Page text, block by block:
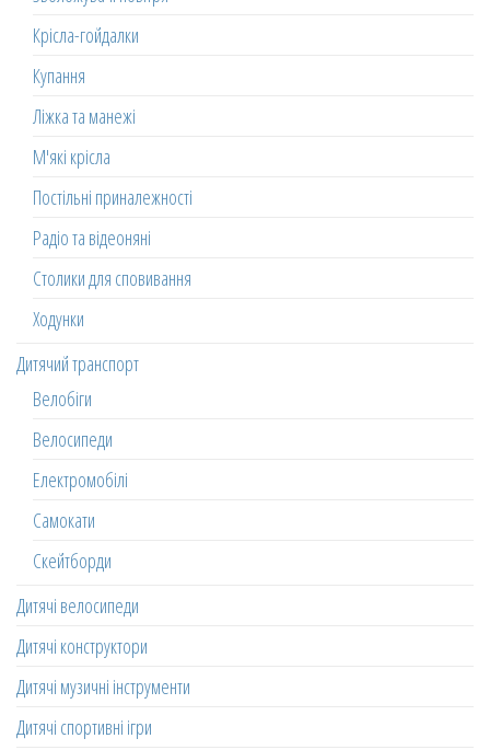
Крісла-гойдалки
Купання
Ліжка та манежі
М'які крісла
Постільні приналежності
Радіо та відеоняні
Столики для сповивання
Ходунки
Дитячий транспорт
Велобіги
Велосипеди
Електромобілі
Самокати
Скейтборди
Дитячі велосипеди
Дитячі конструктори
Дитячі музичні інструменти
Дитячі спортивні ігри